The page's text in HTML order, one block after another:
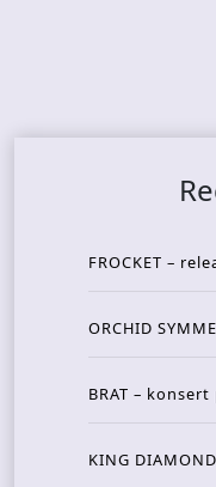
FROCKET –
ORCHID
BRAT –
KING